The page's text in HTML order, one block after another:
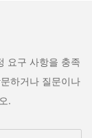
요구 사항을 충족
하거나 질문이나
.